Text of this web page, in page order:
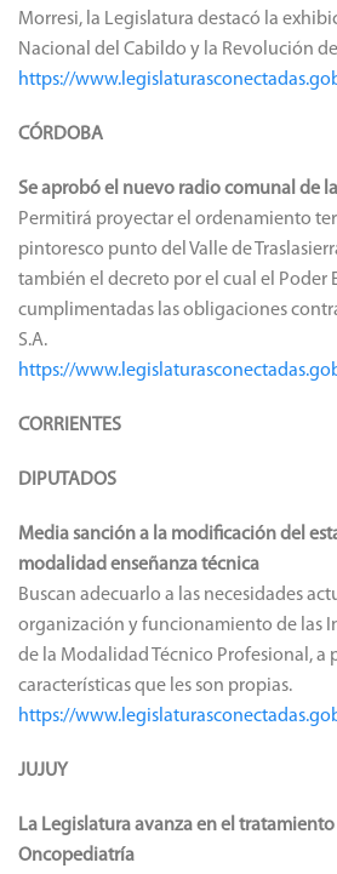
Morresi, la Legislatura destacó la
Nacional del Cabildo y la Revolución
https://
CÓRDOBA
Se aprobó el nuevo radio comunal de
Permitirá proyectar el ordenamiento
pintoresco punto del Valle de
también el decreto por el cual el Poder
cumplimentadas las obligaciones
S.A.
https://
CORRIENTES
DIPUTADOS
Media sanción a la modificación del
modalidad enseñanza técnica
Buscan adecuarlo a las necesidades
organización y funcionamiento de las
de la Modalidad Técnico Profesional, a
características que les son propias.
https://
JUJUY
La Legislatura avanza en el
Oncopediatría